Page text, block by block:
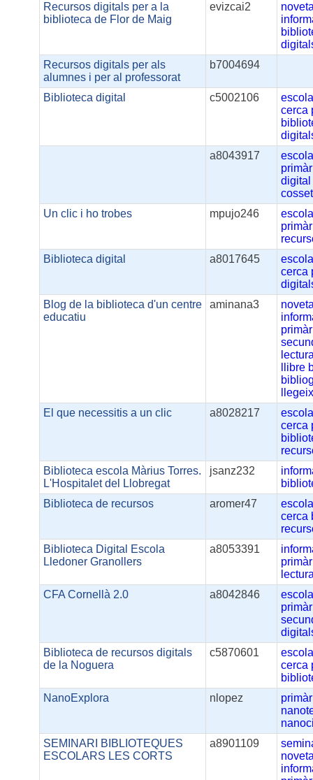
Recursos digitals per a la
biblioteca de Flor de Maig
evizcai2
Recursos digitals per als
alumnes i per al professorat
b7004694
Biblioteca digital c5002106
cerca
a8043917
digital
Un clic i ho trobes
mpujo246
Biblioteca digital
a8017645
cerca
Blog de la biblioteca d'un centre
educatiu
aminana3
llibre
El que necessitis a un clic
a8028217
cerca
Biblioteca escola Màrius Torres.
L'Hospitalet del Llobregat
jsanz232
Biblioteca de recursos
aromer47
cerca
Biblioteca Digital Escola
Lledoner Granollers
a8053391
CFA Cornellà 2.0
a8042846
Biblioteca de recursos digitals
de la Noguera
c5870601
cerca
NanoExplora
nlopez
SEMINARI BIBLIOTEQUES
ESCOLARS LES CORTS
a8901109